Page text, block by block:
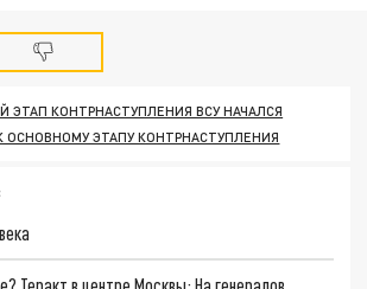
ЭТАП КОНТРНАСТУПЛЕНИЯ ВСУ НАЧАЛСЯ
ОСНОВНОМУ ЭТАПУ КОНТРНАСТУПЛЕНИЯ
Теракт в центре Москвы: На генералов